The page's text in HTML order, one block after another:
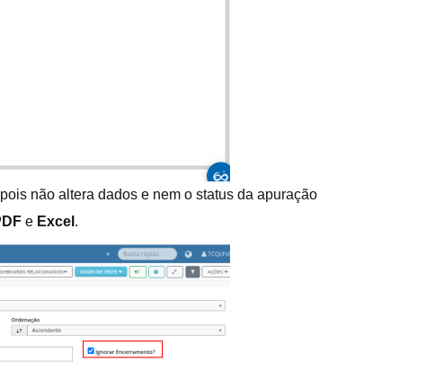
não altera dados e nem o status da apuração
e Excel .